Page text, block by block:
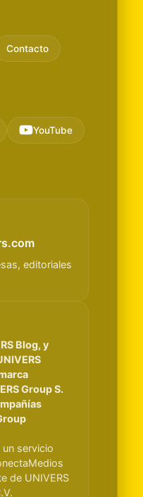
Contacto
YouTube
editoriales
Blog, y
Group S.
servicio
de UNIVERS